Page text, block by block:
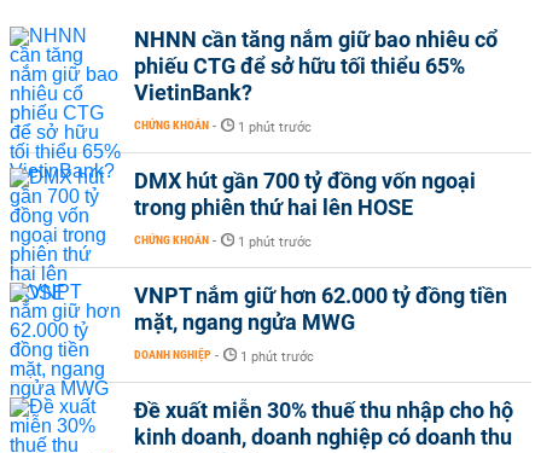
NHNN cần tăng nắm giữ bao nhiêu cổ
phiếu CTG để sở hữu tối thiểu 65%
VietinBank?
CHỨNG KHOÁN - 1 phút trước
DMX hút gần 700 tỷ đồng vốn ngoại
trong phiên thứ hai lên HOSE
CHỨNG KHOÁN - 1 phút trước
VNPT nắm giữ hơn 62.000 tỷ đồng tiền
mặt, ngang ngửa MWG
DOANH NGHIỆP - 1 phút trước
Đề xuất miễn 30% thuế thu nhập cho hộ
kinh doanh, doanh nghiệp có doanh thu